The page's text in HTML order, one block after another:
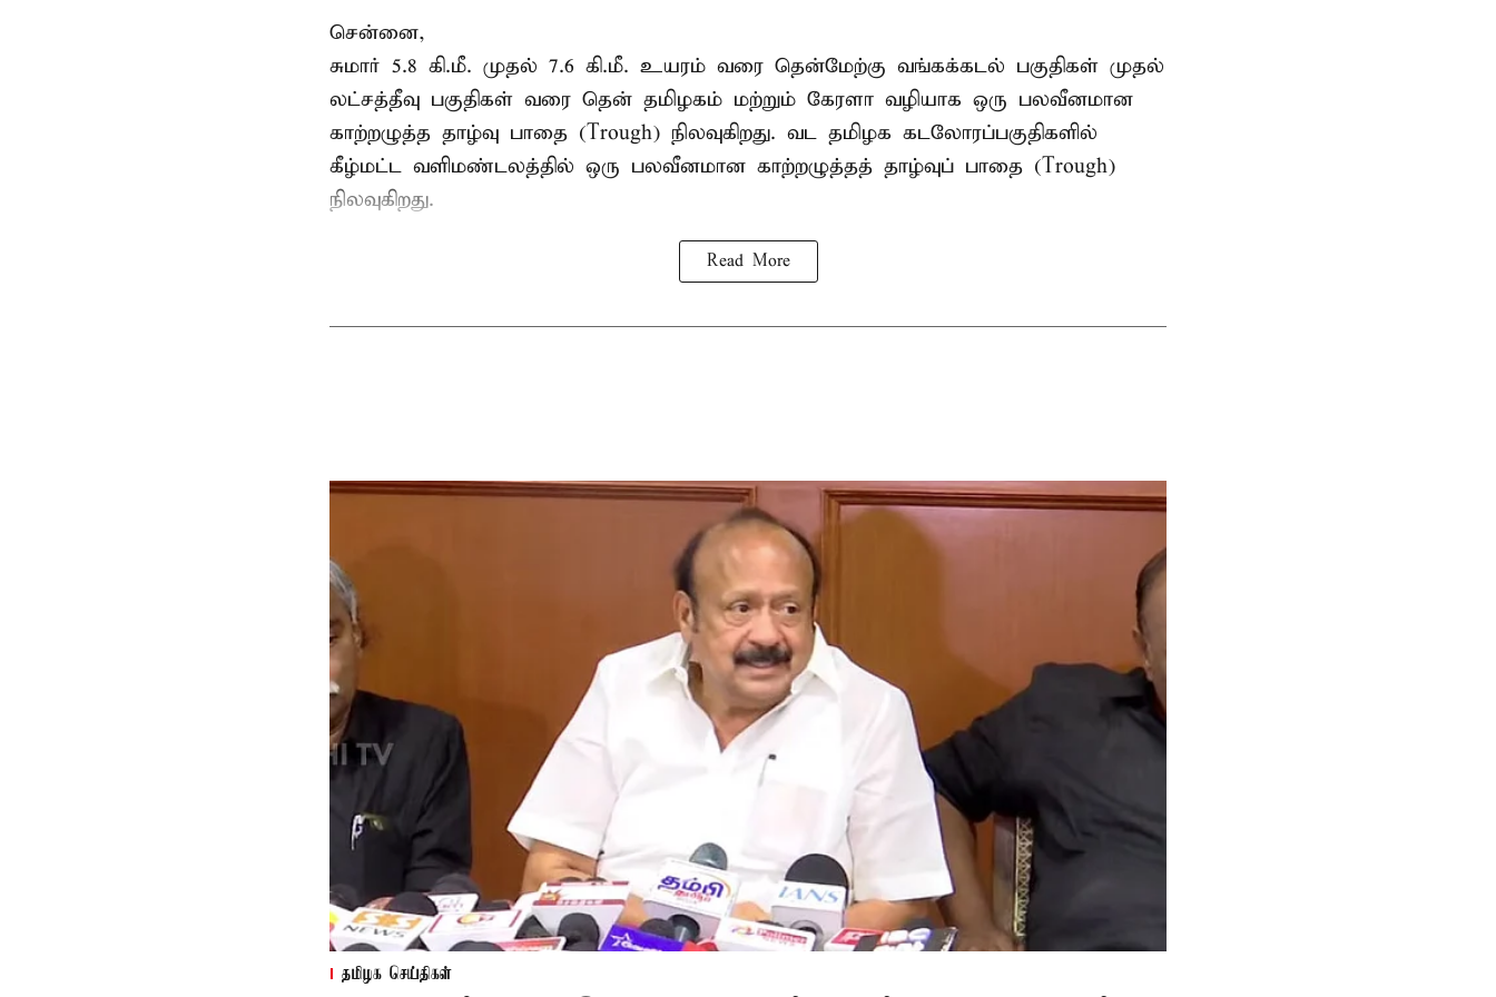
சென்னை,
சுமார் 5.8 கி.மீ. முதல் 7.6 கி.மீ. உயரம் வரை தென்மேற்கு வங்கக்கடல் பகுதிகள் முதல்
லட்சத்தீவு பகுதிகள் வரை தென் தமிழகம் மற்றும் கேரளா வழியாக ஒரு பலவீனமான
காற்றழுத்த தாழ்வு பாதை (Trough) நிலவுகிறது. வட தமிழக கடலோரப்பகுதிகளில்
கீழ்மட்ட வளிமண்டலத்தில் ஒரு பலவீனமான காற்றழுத்தத் தாழ்வுப் பாதை (Trough)
நிலவுகிறது.
Read More
தமிழக செய்திகள்